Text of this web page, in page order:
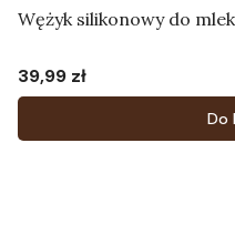
Wężyk silikonowy do
Cena
39,99 zł
Do